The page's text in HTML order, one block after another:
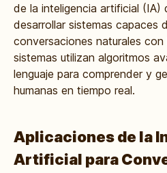
de la inteligencia artificial (IA)
desarrollar sistemas capaces
conversaciones naturales con
sistemas utilizan algoritmos
lenguaje para comprender y
humanas en tiempo real.
Aplicaciones de la
Artificial para